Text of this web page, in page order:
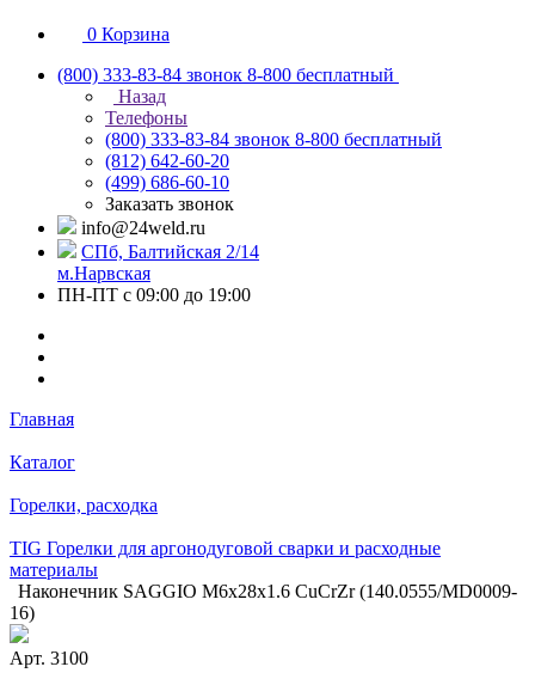
0 Корзина
(800) 333-83-84 звонок 8-800 бесплатный
Назад
Телефоны
(800) 333-83-84 звонок 8-800 бесплатный
(812) 642-60-20
(499) 686-60-10
Заказать звонок
info@24weld.ru
СПб, Балтийская 2/14
м.Нарвская
ПН-ПТ с 09:00 до 19:00
Главная
Каталог
Горелки, расходка
TIG Горелки для аргонодуговой сварки и расходные
материалы
Наконечник SAGGIO М6х28х1.6 CuCrZr (140.0555/MD0009-
16)
Арт. 3100